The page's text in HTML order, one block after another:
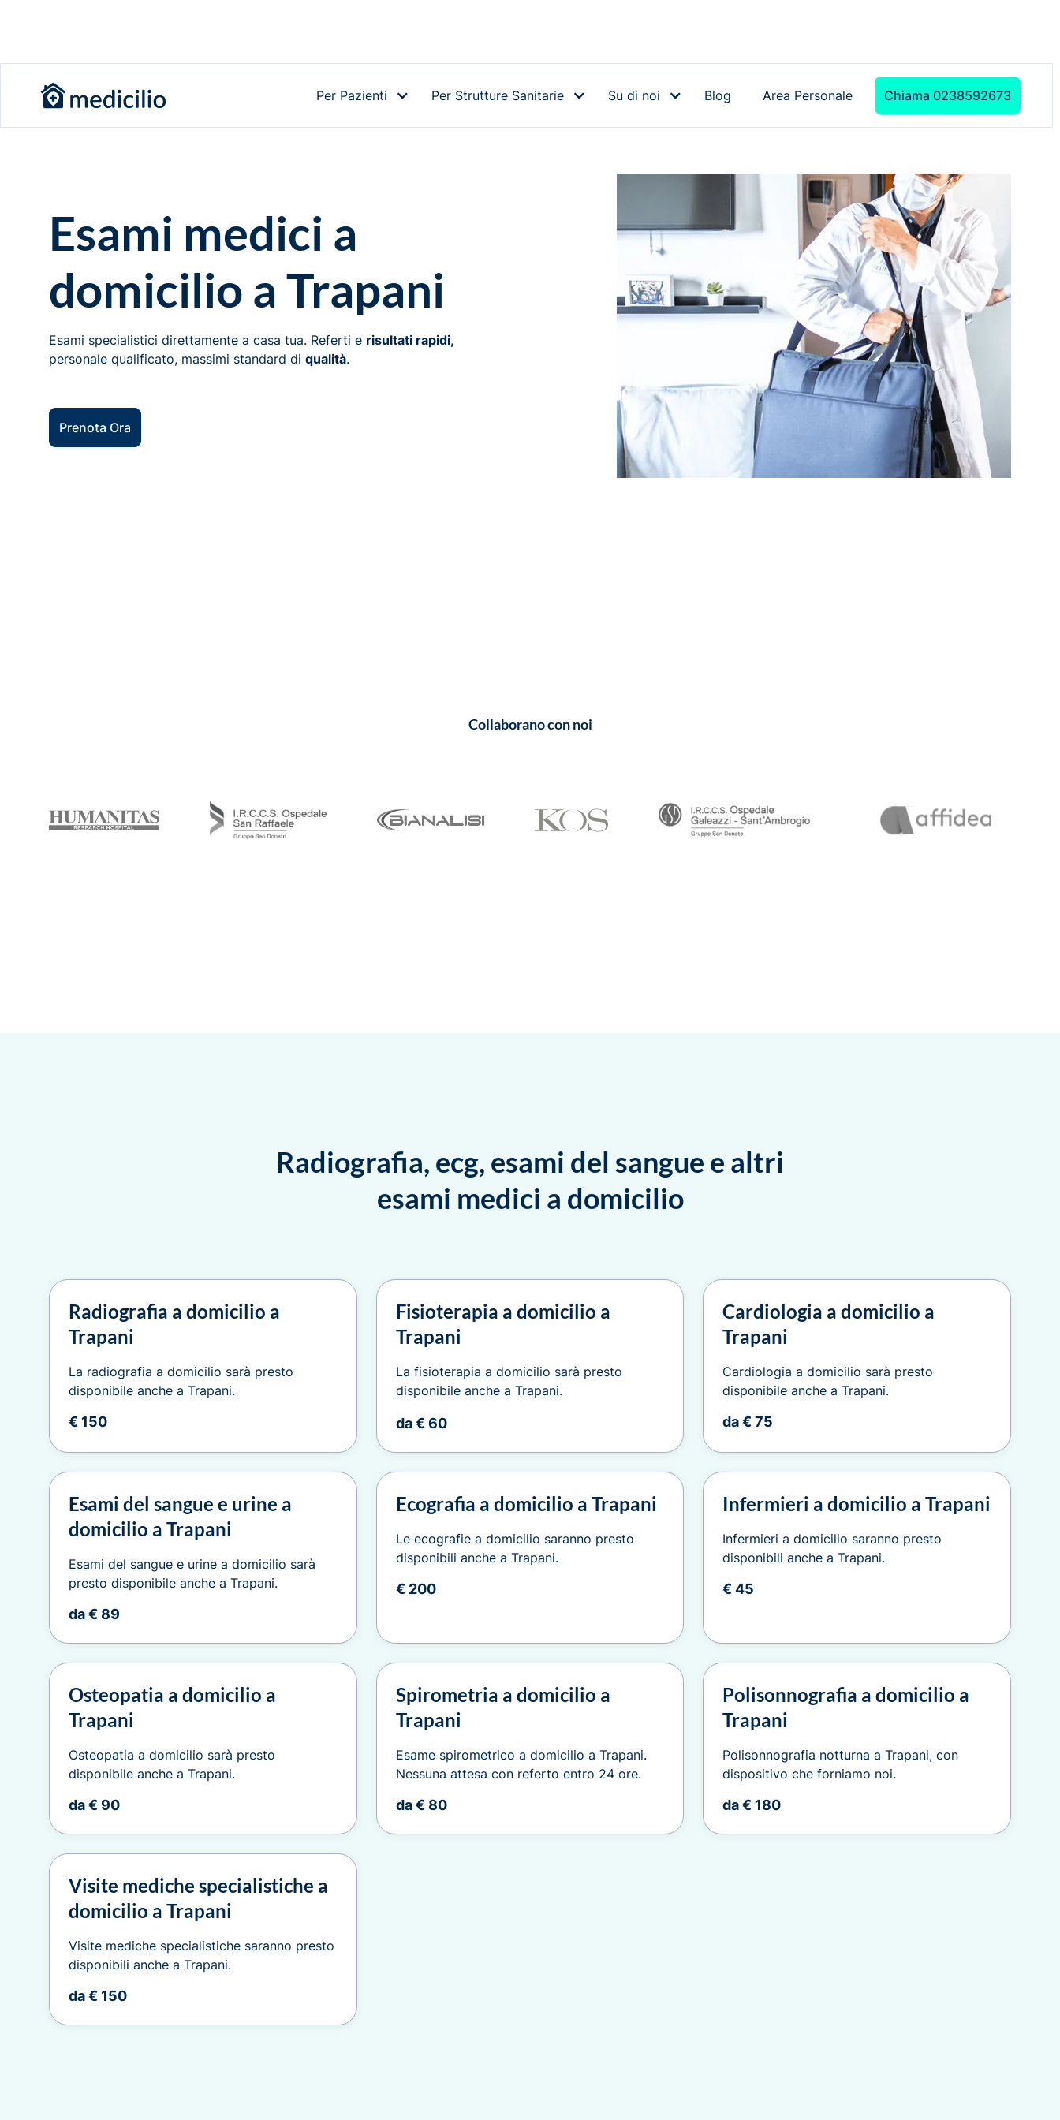
Per Pazienti Per Strutture Sanitarie Su di noi Blog Area Personale Chiama 0238592673
Esami medici a
domicilio a Trapani
Esami specialistici direttamente a casa tua. Referti e risultati rapidi,
personale qualificato, massimi standard di qualità.
Prenota Ora
Collaborano con noi
Radiografia, ecg, esami del sangue e altri
esami medici a domicilio
Radiografia a domicilio a
Trapani
La radiografia a domicilio sarà presto
disponibile anche a Trapani.
€ 150
Fisioterapia a domicilio a
Trapani
La fisioterapia a domicilio sarà presto
disponibile anche a Trapani.
da € 60
Cardiologia a domicilio a
Trapani
Cardiologia a domicilio sarà presto
disponibile anche a Trapani.
da € 75
Esami del sangue e urine a
domicilio a Trapani
Esami del sangue e urine a domicilio sarà
presto disponibile anche a Trapani.
da € 89
Ecografia a domicilio a Trapani
Le ecografie a domicilio saranno presto
disponibili anche a Trapani.
€ 200
Infermieri a domicilio a Trapani
Infermieri a domicilio saranno presto
disponibili anche a Trapani.
€ 45
Osteopatia a domicilio a
Trapani
Osteopatia a domicilio sarà presto
disponibile anche a Trapani.
da € 90
Spirometria a domicilio a
Trapani
Esame spirometrico a domicilio a Trapani.
Nessuna attesa con referto entro 24 ore.
da € 80
Polisonnografia a domicilio a
Trapani
Polisonnografia notturna a Trapani, con
dispositivo che forniamo noi.
da € 180
Visite mediche specialistiche a
domicilio a Trapani
Visite mediche specialistiche saranno presto
disponibili anche a Trapani.
da € 150